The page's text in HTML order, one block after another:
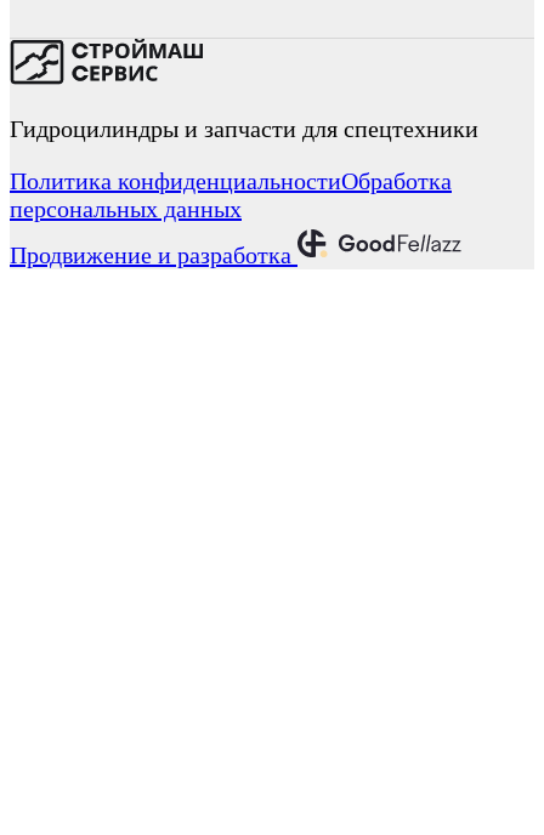
Гидроцилиндры и запчасти для спецтехники
Политика конфиденциальностиОбработка
персональных данных
Продвижение и разработка